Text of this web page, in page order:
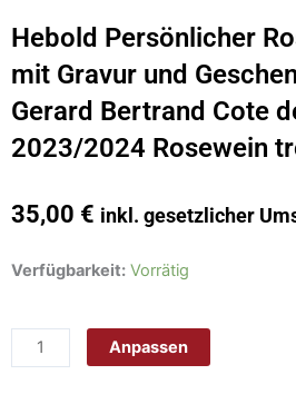
Hebold Persönlicher
mit Gravur und
Gerard Bertrand Cote
2023/2024 Rosewein
35,00 € inkl. gesetzlicher
Verfügbarkeit: Vorrätig
Hebold
Weinflasche
Anpassen